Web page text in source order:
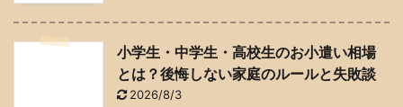
小学生・中学生・高校生のお小遣い相場
とは？後悔しない家庭のルールと失敗談
2026/8/3